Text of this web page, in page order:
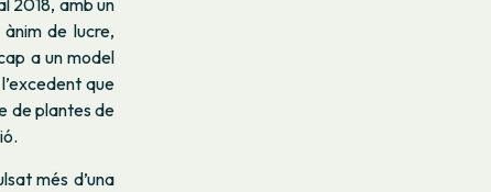
de lucre,
a un model
que
de plantes de
més d’una